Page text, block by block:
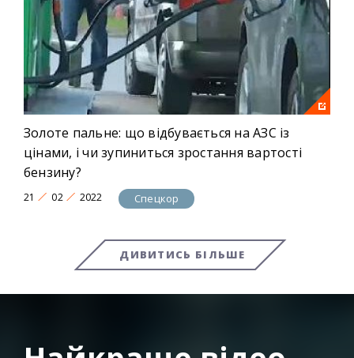
Золоте пальне: що відбувається на АЗС із
цінами, і чи зупиниться зростання вартості
бензину?
21 02 2022 Спецкор
ДИВИТИСЬ БІЛЬШЕ